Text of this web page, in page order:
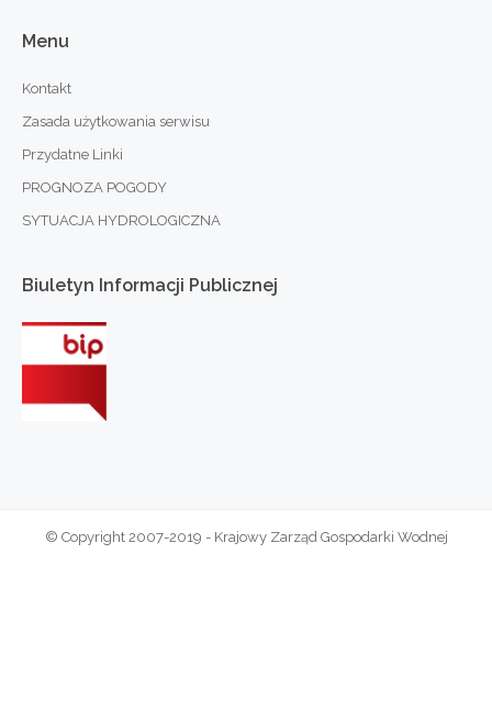
Menu
Kontakt
Zasada użytkowania serwisu
Przydatne Linki
PROGNOZA POGODY
SYTUACJA HYDROLOGICZNA
Biuletyn Informacji Publicznej
© Copyright 2007-2019 - Krajowy Zarząd Gospodarki Wodnej